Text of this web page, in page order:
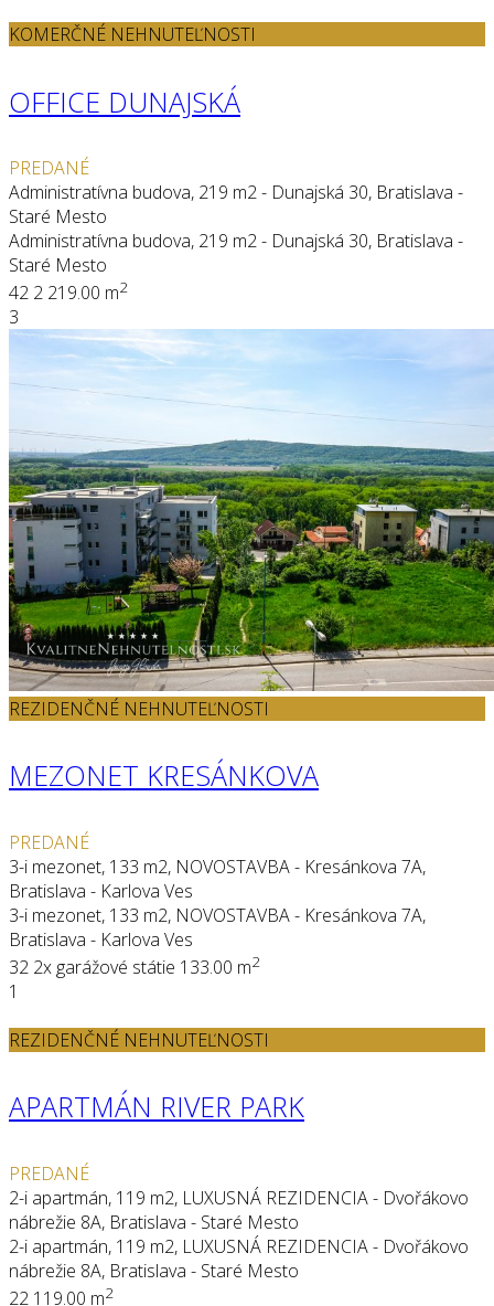
KOMERČNÉ NEHNUTEĽNOSTI
OFFICE DUNAJSKÁ
PREDANÉ
Administratívna budova, 219 m2 - Dunajská 30, Bratislava -
Staré Mesto
Administratívna budova, 219 m2 - Dunajská 30, Bratislava -
Staré Mesto
42 2 219.00 m2
3
REZIDENČNÉ NEHNUTEĽNOSTI
MEZONET KRESÁNKOVA
PREDANÉ
3-i mezonet, 133 m2, NOVOSTAVBA - Kresánkova 7A,
Bratislava - Karlova Ves
3-i mezonet, 133 m2, NOVOSTAVBA - Kresánkova 7A,
Bratislava - Karlova Ves
32 2x garážové státie 133.00 m2
1
REZIDENČNÉ NEHNUTEĽNOSTI
APARTMÁN RIVER PARK
PREDANÉ
2-i apartmán, 119 m2, LUXUSNÁ REZIDENCIA - Dvořákovo
nábrežie 8A, Bratislava - Staré Mesto
2-i apartmán, 119 m2, LUXUSNÁ REZIDENCIA - Dvořákovo
nábrežie 8A, Bratislava - Staré Mesto
22 119.00 m2